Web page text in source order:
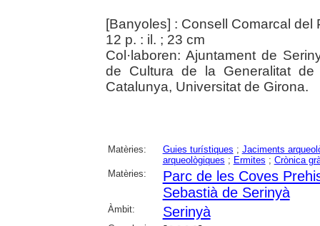
[Banyoles] : Consell Comarcal del
12 p. : il. ; 23 cm
Col·laboren: Ajuntament de
de Cultura de la Generalitat de
Catalunya, Universitat de Girona.
Matèries: Guies turístiques ; Jaciments
arqueològiques ; Ermites ; Crònica
Matèries:
Parc de les Coves
Sebastià de Serinyà
Àmbit: Serinyà